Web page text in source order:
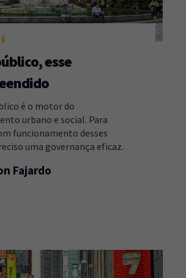
esse
é o motor do
urbano e social. Para
funcionamento desses
uma governança eficaz.
Fajardo